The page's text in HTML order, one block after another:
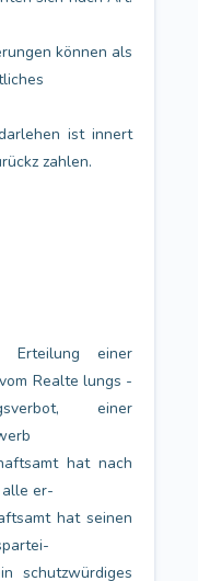
können als
ist innert
zahlen.
einer
Realte lungs -
einer
hat nach
alle er-
hat seinen
schutzwürdiges